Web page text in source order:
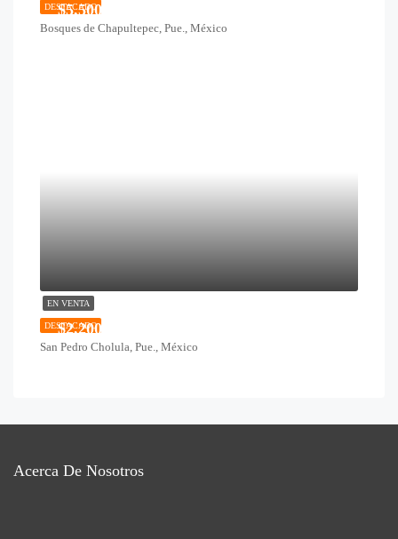
DESTACADO
$5,500
Bosques de Chapultepec, Pue., México
EN VENTA
DESTACADO
$2,200,000
San Pedro Cholula, Pue., México
Acerca De Nosotros